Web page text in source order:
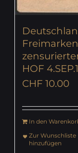
HOF
CHF 10.00
In den
Zur Wunschliste
hinzufügen